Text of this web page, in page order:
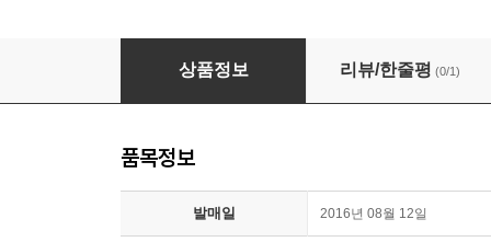
Hagen Quartett 모차르트: 현악 사중주 14번
상품정보 리뷰/한줄평 (0/1)
품목정보
발매일 2016년 08월 12일